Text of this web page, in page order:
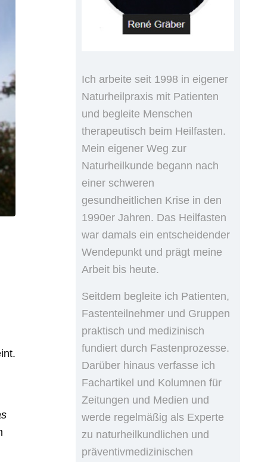
Ich arbeite seit 1998 in eigener
Naturheilpraxis mit Patienten
und begleite Menschen
therapeutisch beim Heilfasten.
Mein eigener Weg zur
Naturheilkunde begann nach
einer schweren
gesundheitlichen Krise in den
1990er Jahren. Das Heilfasten
war damals ein entscheidender
Wendepunkt und prägt meine
Arbeit bis heute.
Seitdem begleite ich Patienten,
Fastenteilnehmer und Gruppen
praktisch und medizinisch
fundiert durch Fastenprozesse.
Darüber hinaus verfasse ich
Fachartikel und Kolumnen für
Zeitungen und Medien und
werde regelmäßig als Experte
zu naturheilkundlichen und
präventivmedizinischen